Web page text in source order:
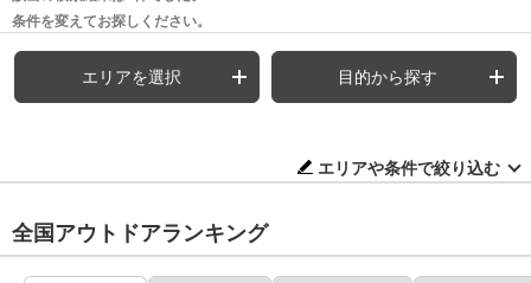
条件を変えてお探しください。
エリアを選択 目的から探す
エリアや条件で絞り込む
全国アウトドアランキング